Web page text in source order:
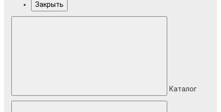
Закрыть
Каталог